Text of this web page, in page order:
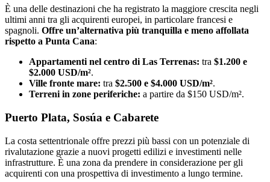
È una delle destinazioni che ha registrato la maggiore crescita negli
ultimi anni tra gli acquirenti europei, in particolare francesi e
spagnoli. Offre un’alternativa più tranquilla e meno affollata
rispetto a Punta Cana:
Appartamenti nel centro di Las Terrenas: tra $1.200 e
$2.000 USD/m².
Ville fronte mare: tra $2.500 e $4.000 USD/m².
Terreni in zone periferiche: a partire da $150 USD/m².
Puerto Plata, Sosúa e Cabarete
La costa settentrionale offre prezzi più bassi con un potenziale di
rivalutazione grazie a nuovi progetti edilizi e investimenti nelle
infrastrutture. È una zona da prendere in considerazione per gli
acquirenti con una prospettiva di investimento a lungo termine.